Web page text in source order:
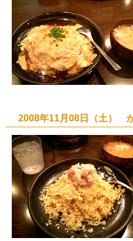
2008年11月08日（土）